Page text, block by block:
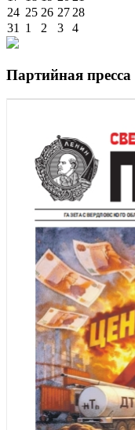
24 25 26 27 28
31
1 2 3 4
Партийная пресса